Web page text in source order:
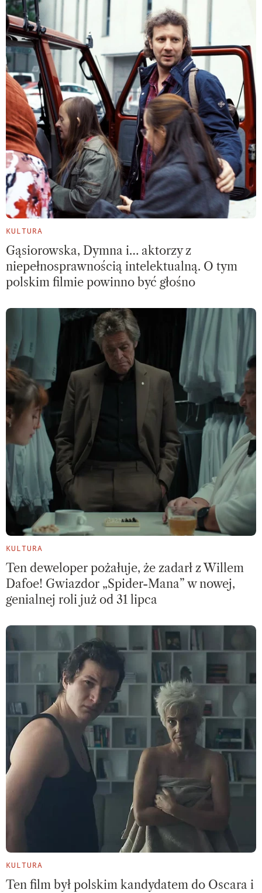
KULTURA
Gąsiorowska, Dymna i… aktorzy z
niepełnosprawnością intelektualną. O tym
polskim filmie powinno być głośno
KULTURA
Ten deweloper pożałuje, że zadarł z Willem
Dafoe! Gwiazdor „Spider-Mana” w nowej,
genialnej roli już od 31 lipca
KULTURA
Ten film był polskim kandydatem do Oscara i